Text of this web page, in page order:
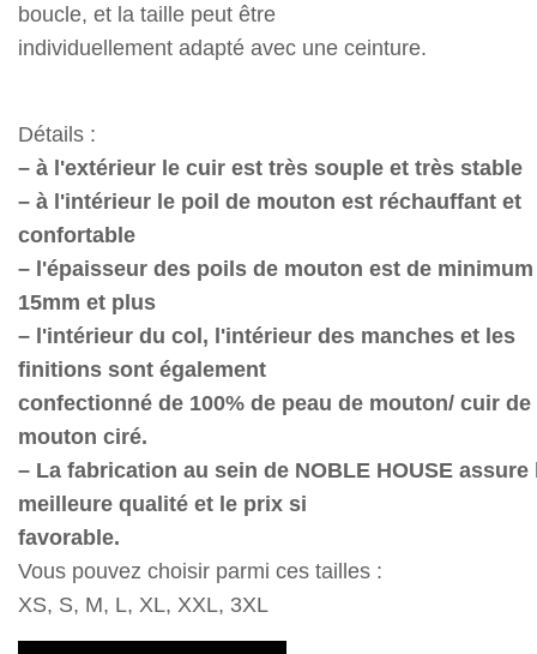
boucle, et la taille peut être
individuellement adapté avec une ceinture.
Détails :
– à l'extérieur le cuir est très souple et très stable
– à l'intérieur le poil de mouton est réchauffant et
confortable
– l'épaisseur des poils de mouton est de minimum
15mm et plus
– l'intérieur du col, l'intérieur des manches et les
finitions sont également
confectionné de 100% de peau de mouton/ cuir de
mouton ciré.
– La fabrication au sein de NOBLE HOUSE assure
meilleure qualité et le prix si
favorable.
Vous pouvez choisir parmi ces tailles :
XS, S, M, L, XL, XXL, 3XL